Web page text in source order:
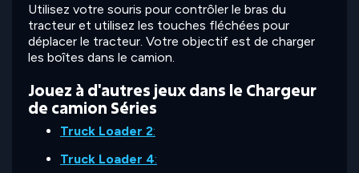
Utilisez votre souris pour contrôler le bras du
tracteur et utilisez les touches fléchées pour
déplacer le tracteur. Votre objectif est de charger
les boîtes dans le camion.
Jouez à d'autres jeux dans le Chargeur
de camion Séries
Truck Loader 2:
Truck Loader 4: